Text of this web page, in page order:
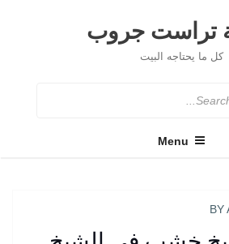
تراست جروب
كل ما يحتاجه البيت
Menu